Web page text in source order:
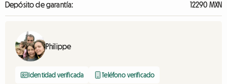
Depósito de garantía:
12290 MXN
Philippe
Identidad verificada Teléfono verificado